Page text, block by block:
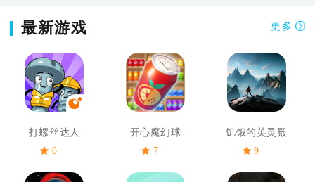
最新游戏 更多
打螺丝达人
6
开心魔幻球
7
饥饿的英灵殿
9